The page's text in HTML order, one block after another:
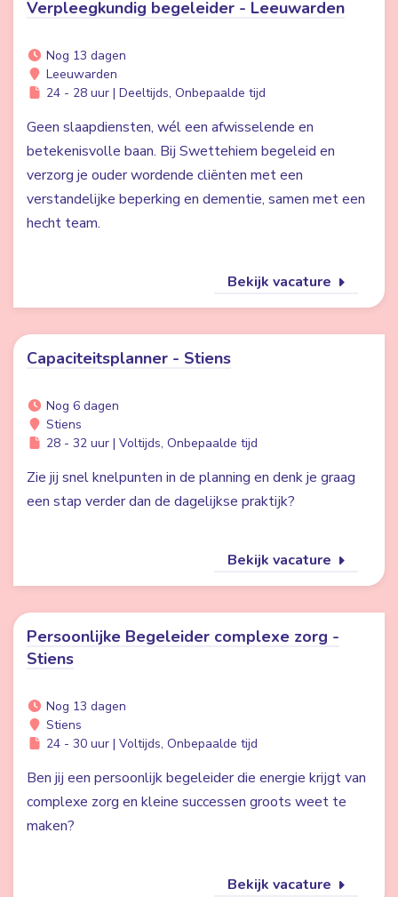
Verpleegkundig begeleider - Leeuwarden
Nog 13 dagen
Leeuwarden
24 - 28 uur | Deeltijds, Onbepaalde tijd
Geen slaapdiensten, wél een afwisselende en
betekenisvolle baan. Bij Swettehiem begeleid en
verzorg je ouder wordende cliënten met een
verstandelijke beperking en dementie, samen met een
hecht team.
Bekijk vacature
Capaciteitsplanner - Stiens
Nog 6 dagen
Stiens
28 - 32 uur | Voltijds, Onbepaalde tijd
Zie jij snel knelpunten in de planning en denk je graag
een stap verder dan de dagelijkse praktijk?
Bekijk vacature
Persoonlijke Begeleider complexe zorg -
Stiens
Nog 13 dagen
Stiens
24 - 30 uur | Voltijds, Onbepaalde tijd
Ben jij een persoonlijk begeleider die energie krijgt van
complexe zorg en kleine successen groots weet te
maken?
Bekijk vacature